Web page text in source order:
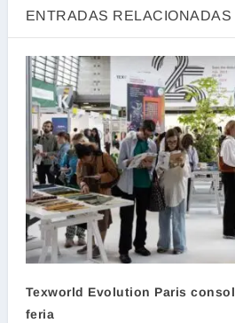
ENTRADAS RELACIONADAS
Texworld Evolution Paris
feria